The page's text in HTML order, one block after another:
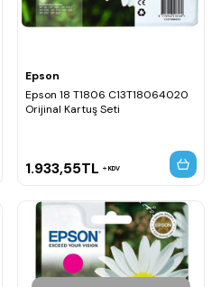
Epson
Epson 18 T1806 C13T18064020
Orijinal Kartuş Seti
1.933,55TL KDV